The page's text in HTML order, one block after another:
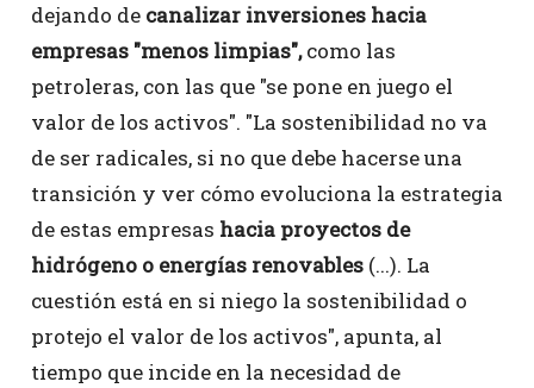
dejando de canalizar inversiones hacia
empresas "menos limpias",como las
petroleras, con las que "se pone en juego el
valor de los activos". "La sostenibilidad no va
de ser radicales, si no que debe hacerse una
transición y ver cómo evoluciona la estrategia
de estas empresas hacia proyectos de
hidrógeno o energías renovables (...). La
cuestión está en si niego la sostenibilidad o
protejo el valor de los activos", apunta, al
tiempo que incide en la necesidad de